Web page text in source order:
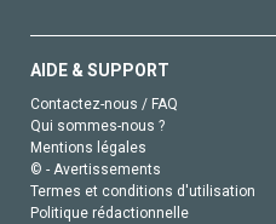
AIDE & SUPPORT
Contactez-nous / FAQ
Qui sommes-nous ?
Mentions légales
© - Avertissements
Termes et conditions d'utilisation
Politique rédactionnelle